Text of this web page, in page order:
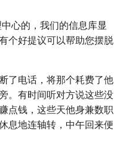
心的，我们的信息库显
个好提议可以帮助您摆脱
了电话，将那个耗费了他
。有时间听对方说这些没
点钱，这些天他身兼数职
息地连轴转，中午回来便